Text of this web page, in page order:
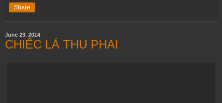
Share
June 23, 2014
CHIẾC LÁ THU PHAI